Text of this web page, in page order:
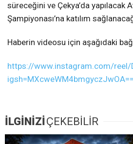
süreceğini ve Çekya’da yapılacak
Şampiyonası’na katılım
Haberin videosu için aşağıdaki
https://www.instagram.com/reel/
igsh=MXcweWM4bmgyczJwOA==
İLGİNİZİ ÇEKEBİLİR